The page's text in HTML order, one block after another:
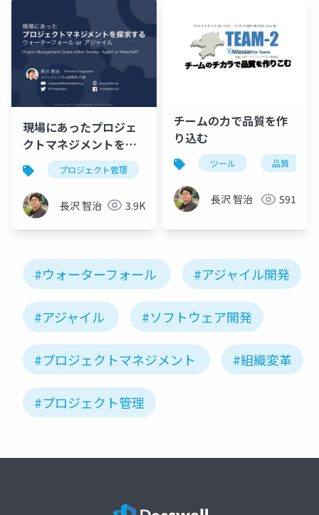
現場にあったプロジェ
クトマネジメントを探
求する ウォーターフォ
ール or アジャイル
プロジェクト管理 プロジェクトマネジメント
長沢 智治 3.9K
チームの力で品質を作
り込む
ツール 品質
長沢 智治 591
#ウォーターフォール #アジャイル開発
#アジャイル #ソフトウェア開発
#プロジェクトマネジメント #組織変革
#プロジェクト管理